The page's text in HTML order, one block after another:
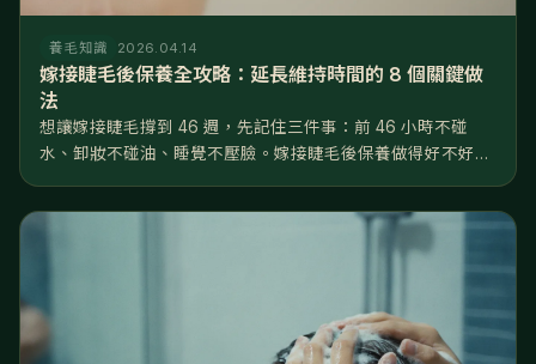
養毛知識 2026.04.14
嫁接睫毛後保養全攻略：延長維持時間的 8 個關鍵做
法
想讓嫁接睫毛撐到 46 週，先記住三件事：前 46 小時不碰
水、卸妝不碰油、睡覺不壓臉。嫁接睫毛後保養做得好不好，
水，回家後的日常習慣才是決定壽命的關鍵。 這篇把嫁接睫毛